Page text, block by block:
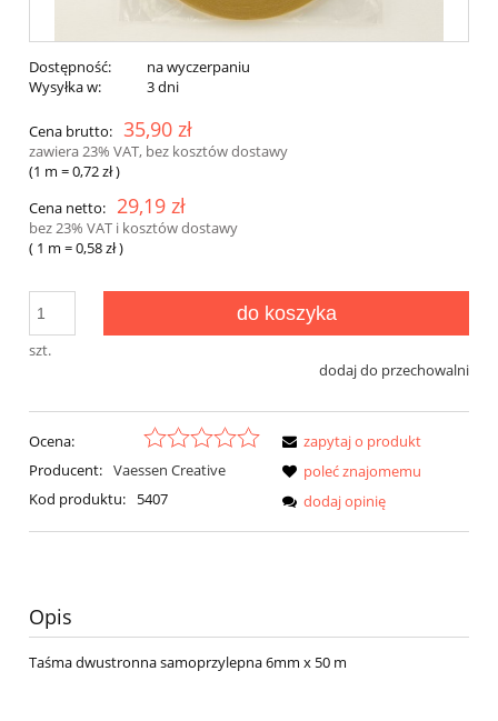
Dostępność:
na wyczerpaniu
Wysyłka w:
3 dni
Cena brutto: 35,90 zł
zawiera 23% VAT, bez kosztów dostawy
(1 m =0,72 zł)
Cena netto: 29,19 zł
bez 23% VAT i kosztów dostawy
( 1 m =0,58 zł)
szt.
do koszyka
dodaj do przechowalni
Ocena:
Producent: Vaessen Creative
Kod produktu:
5407
zapytaj o produkt
poleć znajomemu
dodaj opinię
Opis
Taśma dwustronna samoprzylepna 6mm x 50 m